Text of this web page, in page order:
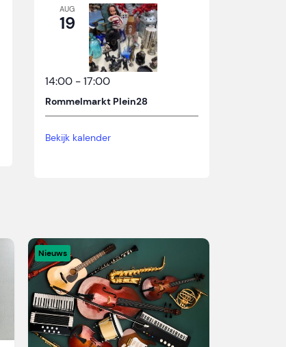
AUG
19
14:00 -17:00
Rommelmarkt Plein28
Bekijk kalender
Nieuws